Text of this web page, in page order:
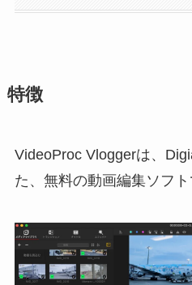
特徴
VideoProc Vloggerは、
た、無料の動画編集ソフト